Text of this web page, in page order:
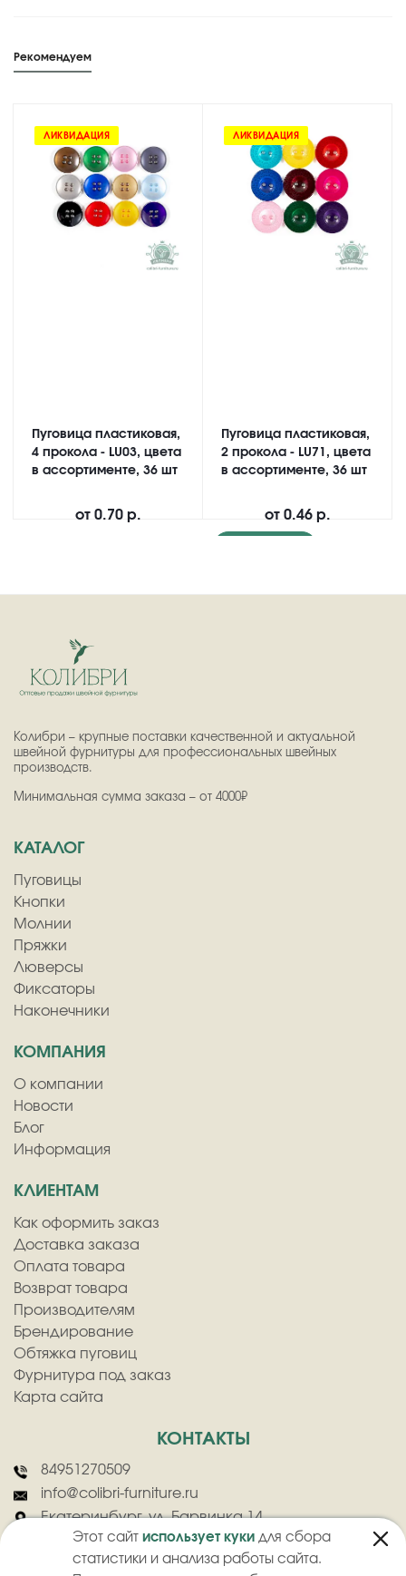
Этот сайт использует куки для сбора
статистики и анализа работы сайта.
Рекомендуем
ЛИКВИДАЦИЯ
Пуговица пластиковая,
4 прокола - LU03, цвета
в ассортименте, 36 шт
от 0.70 р.
ЛИКВИДАЦИЯ
Пуговица пластиковая,
2 прокола - LU71, цвета
в ассортименте, 36 шт
от 0.46 р.
Колибри – крупные поставки качественной и актуальной
швейной фурнитуры для профессиональных швейных
производств.
Минимальная сумма заказа – от 4000₽
КАТАЛОГ
Пуговицы
Кнопки
Молнии
Пряжки
Люверсы
Фиксаторы
Наконечники
КОМПАНИЯ
О компании
Новости
Блог
Информация
КЛИЕНТАМ
Как оформить заказ
Доставка заказа
Оплата товара
Возврат товара
Производителям
Брендирование
Обтяжка пуговиц
Фурнитура под заказ
Карта сайта
КОНТАКТЫ
84951270509
info@colibri-furniture.ru
Екатеринбург, ул. Барвинка 14